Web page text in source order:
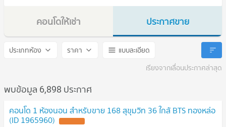
คอนโดให้เช่า
ประกาศขาย
ประเภทห้อง ราคา
แบบละเอียด
เรียงจากเลื่อนประกาศล่าสุด
พบข้อมูล 6,898 ประกาศ
คอนโด 1 ห้องนอน สำหรับขาย 168 สุขุมวิท 36 ใกล้ BTS ทองหล่อ
(ID 1965960)